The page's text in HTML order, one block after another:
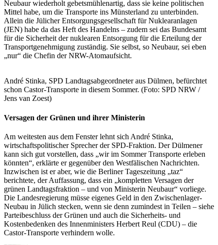
Neubaur wiederholt gebetsmühlenartig, dass sie keine politischen
Mittel habe, um die Transporte ins Münsterland zu unterbinden.
Allein die Jülicher Entsorgungsgesellschaft für Nuklearanlagen
(JEN) habe da das Heft des Handelns – zudem sei das Bundesamt
für die Sicherheit der nuklearen Entsorgung für die Erteilung der
Transportgenehmigung zuständig. Sie selbst, so Neubaur, sei eben
„nur“ die Chefin der NRW-Atomaufsicht.
André Stinka, SPD Landtagsabgeordneter aus Dülmen, befürchtet
schon Castor-Transporte in diesem Sommer. (Foto: SPD NRW /
Jens van Zoest)
Versagen der Grünen und ihrer Ministerin
Am weitesten aus dem Fenster lehnt sich André Stinka,
wirtschaftspolitischer Sprecher der SPD-Fraktion. Der Dülmener
kann sich gut vorstellen, dass „wir im Sommer Transporte erleben
könnten“, erklärte er gegenüber den Westfälischen Nachrichten.
Inzwischen ist er aber, wie die Berliner Tageszeitung „taz“
berichtete, der Auffassung, dass ein „kompletten Versagen der
grünen Landtagsfraktion – und von Ministerin Neubaur“ vorliege.
Die Landesregierung müsse eigenes Geld in den Zwischenlager-
Neubau in Jülich stecken, wenn sie denn zumindest in Teilen – siehe
Parteibeschluss der Grünen und auch die Sicherheits- und
Kostenbedenken des Innenministers Herbert Reul (CDU) – die
Castor-Transporte verhindern wolle.